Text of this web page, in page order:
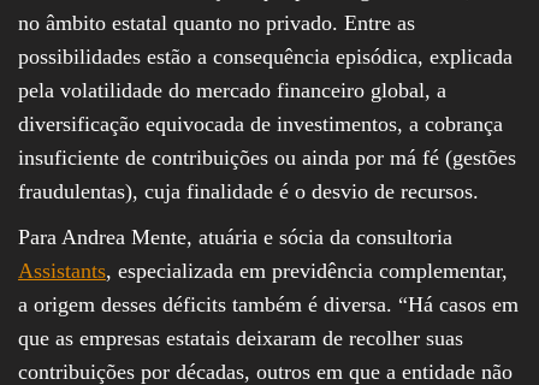
no âmbito estatal quanto no privado. Entre as
possibilidades estão a consequência episódica, explicada
pela volatilidade do mercado financeiro global, a
diversificação equivocada de investimentos, a cobrança
insuficiente de contribuições ou ainda por má fé (gestões
fraudulentas), cuja finalidade é o desvio de recursos.
Para Andrea Mente, atuária e sócia da consultoria
Assistants, especializada em previdência complementar,
a origem desses déficits também é diversa. “Há casos em
que as empresas estatais deixaram de recolher suas
contribuições por décadas, outros em que a entidade não